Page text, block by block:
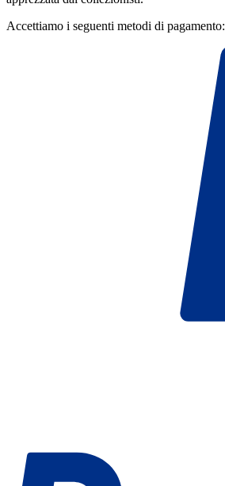
Accettiamo i seguenti metodi di pagamento: